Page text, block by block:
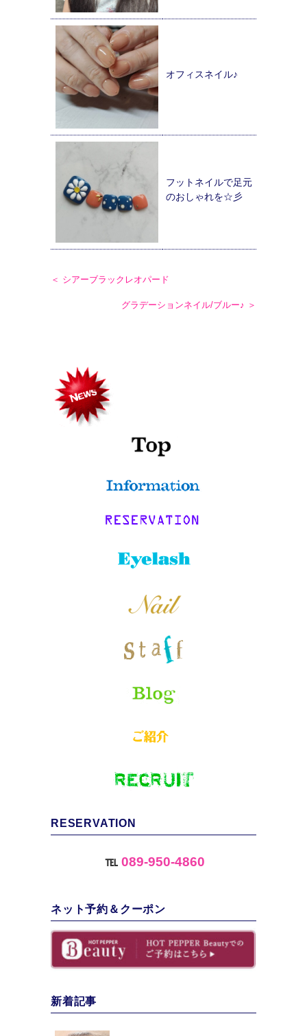
オフィスネイル♪
フットネイルで足元
のおしゃれを☆彡
＜ シアーブラックレオパード
グラデーションネイル/ブルー♪ ＞
RESERVATION
℡ 089-950-4860
ネット予約＆クーポン
新着記事